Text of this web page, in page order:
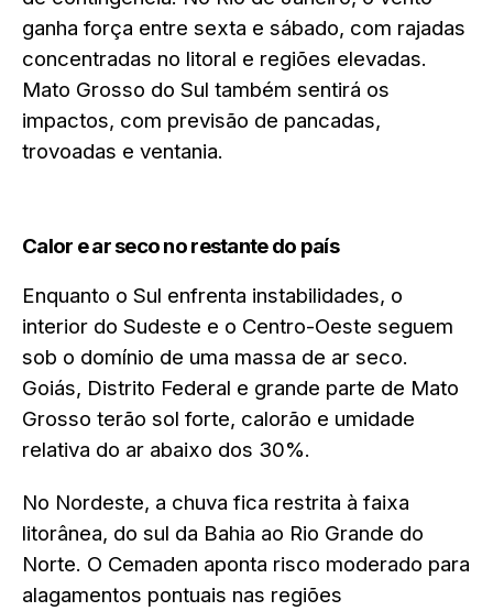
ganha força entre sexta e sábado, com rajadas
concentradas no litoral e regiões elevadas.
Mato Grosso do Sul também sentirá os
impactos, com previsão de pancadas,
trovoadas e ventania.
Calor e ar seco no restante do país
Enquanto o Sul enfrenta instabilidades, o
interior do Sudeste e o Centro-Oeste seguem
sob o domínio de uma massa de ar seco.
Goiás, Distrito Federal e grande parte de Mato
Grosso terão sol forte, calorão e umidade
relativa do ar abaixo dos 30%.
No Nordeste, a chuva fica restrita à faixa
litorânea, do sul da Bahia ao Rio Grande do
Norte. O Cemaden aponta risco moderado para
alagamentos pontuais nas regiões